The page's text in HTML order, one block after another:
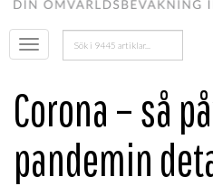
Öppna
menyn
Sök
efter:
Corona – så
pandemin